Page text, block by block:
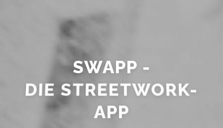
SWAPP -
DIE STREETWORK-
APP